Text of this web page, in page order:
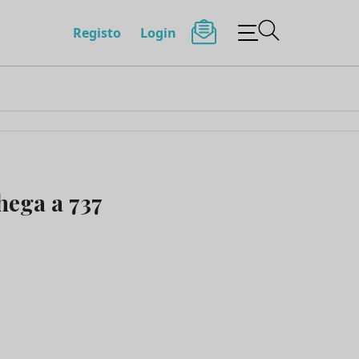
Registo Login
a 737